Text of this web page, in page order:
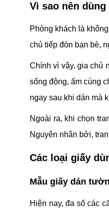
Vì sao nên
Phòng khách là
chủ tiếp đón bạn bè,
Chính vì vậy, gia chủ
sống động, ấm cúng
ngay sau khi dán mà
Ngoài ra, khi chọn
Nguyên nhân bởi,
Các loại giấy
Mẫu giấy dán
Hiện nay, đa số các